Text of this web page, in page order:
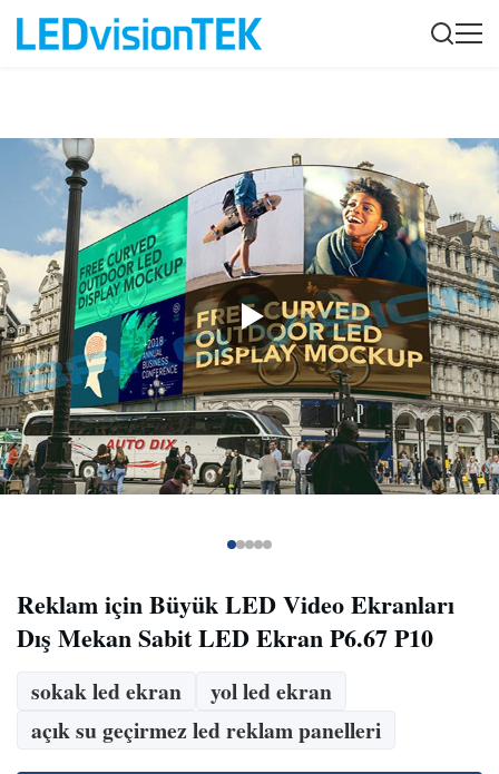
Reklam için Büyük LED Video Ekranları
Dış Mekan Sabit LED Ekran P6.67 P10
sokak led ekran
yol led ekran
açık su geçirmez led reklam panelleri